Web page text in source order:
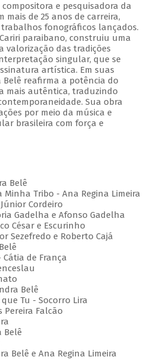
e pesquisadora da
mais de 25 anos de carreira,
trabalhos fonográficos lançados.
paraibano, construiu uma
valorização das tradições
singular, que se
artística. Em suas
Belê reafirma a potência do
mais autêntica, traduzindo
Sua obra
por meio da música e
brasileira com força e
Belê
Minha Tribo - Ana Regina Limeira
Cordeiro
Gadelha e Afonso Gadelha
César e Escurinho
Sezefredo e Roberto Cajá
de França
Belê
Tu - Socorro Lira
Pereira Falcão
Belê
Belê e Ana Regina Limeira